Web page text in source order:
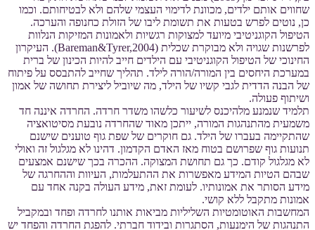
שחווים אותם ילדים, מכוונת לדימוי העצמי שלהם ולא לבטיחותם. וכמו
כן, נוטים לפרש בטעות את תשומת ליבו של הזולת כחנופה והערכה.
הטיפול הקוגניטיבי מיועד למצוקות רגשיות ולאמונות המזיקות הנלוות
לפרשנות שגויה ולא מבוקרת שכלית (Bareman&Tyrer,2004). העיקרון
החינוכי של הטיפול הקוגניטיבי עם הילדים חייב להיות הכינון של ברית
במערכת היחסים בין המורה/הורה לילד. תהליך שחייב להתבסס על פיתוח
של הבנה הדדית לגבי קשיו של הילד, מה שיוביל ליצירת תחושה של אמון
ושיתוף פעולה.
תלמיד שנמנע מלהיכנס לשיעור כלשהו משדר חרדה. החרדה איננה חד
משמעית מהתנהגות המורה, ייתכן מאוד שהחרדה נובעת מסיטואציה
שהתקיימה בעברו של הילד. גם חוקרים של שפת גוף טוענים שישנם
תנועות גוף שפרושם בטוח מאז האדם הקדמון. דהינו לא מגלגול זה ואולי
לא מגלגול קודם. כך גם תחושת המצוקה. ההכרה בכך שישנם אמצעים
שבהם הטיות המידע מאפשרות את ההתעלמות, העיוות וההחרגה של
מידע הסותר את אמונותיו. לעומת זאת, מידע העולה בקנה אחד עם
אמונות מתקבל ללא קושי.
המחשבות האוטומטיות השליליות מביאות אותנו לחרדה ופחד ובמקביל
התנהגות של הימנעות, הסתגרות ובידוד חברתי. להפגת החרדה והפחד יש